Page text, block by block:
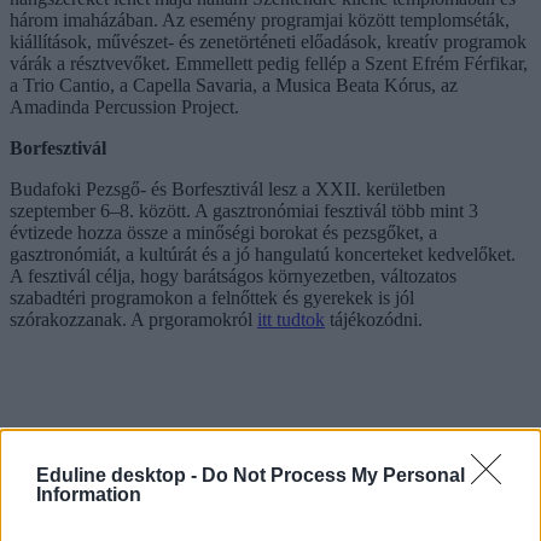
Eduline desktop - Do Not Process My Personal
Information
három imaházában. Az esemény programjai között templomséták,
kiállítások, művészet- és zenetörténeti előadások, kreatív programok
várák a résztvevőket. Emmellett pedig fellép a Szent Efrém Férfikar,
a Trio Cantio, a Capella Savaria, a Musica Beata Kórus, az
Amadinda Percussion Project.
Borfesztivál
Budafoki Pezsgő- és Borfesztivál lesz a XXII. kerületben
szeptember 6–8. között. A gasztronómiai fesztivál több mint 3
évtizede hozza össze a minőségi borokat és pezsgőket, a
gasztronómiát, a kultúrát és a jó hangulatú koncerteket kedvelőket.
A fesztivál célja, hogy barátságos környezetben, változatos
szabadtéri programokon a felnőttek és gyerekek is jól
szórakozzanak. A prgoramokról itt tudtok tájékozódni.